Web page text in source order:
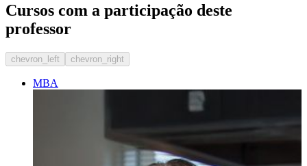
Cursos com a participação deste
professor
chevron_left chevron_right
MBA